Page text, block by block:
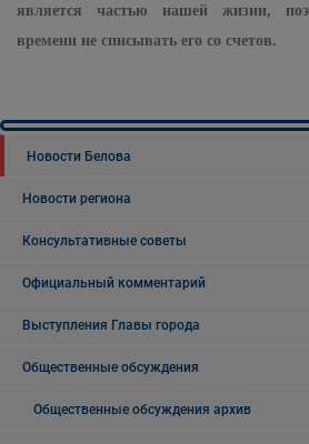
является частью нашей жизни,
времени не списывать его со счетов.
Новости Белова
Новости региона
Консультативные советы
Официальный комментарий
Выступления Главы города
Общественные обсуждения
Общественные обсуждения архив